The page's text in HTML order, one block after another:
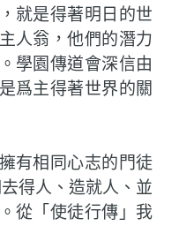
就是得著明日的世
人翁，他們的潛力
學園傳道會深信由
爲主得著世界的關
有相同心志的門徒
得人、造就人、並
從「使徒行傳」我